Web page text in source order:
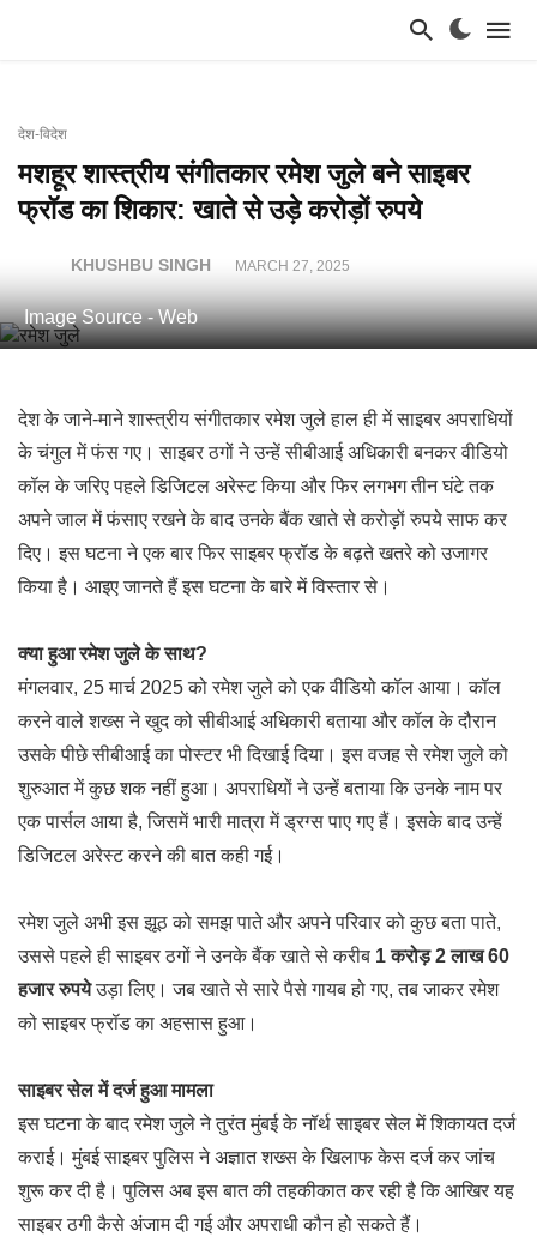
देश-विदेश
मशहूर शास्त्रीय संगीतकार रमेश जुले बने साइबर
फ्रॉड का शिकार: खाते से उड़े करोड़ों रुपये
KHUSHBU SINGH MARCH 27, 2025
Image Source - Web
देश के जाने-माने शास्त्रीय संगीतकार रमेश जुले हाल ही में साइबर अपराधियों
के चंगुल में फंस गए। साइबर ठगों ने उन्हें सीबीआई अधिकारी बनकर वीडियो
कॉल के जरिए पहले डिजिटल अरेस्ट किया और फिर लगभग तीन घंटे तक
अपने जाल में फंसाए रखने के बाद उनके बैंक खाते से करोड़ों रुपये साफ कर
दिए। इस घटना ने एक बार फिर साइबर फ्रॉड के बढ़ते खतरे को उजागर
किया है। आइए जानते हैं इस घटना के बारे में विस्तार से।
क्या हुआ रमेश जुले के साथ?
मंगलवार, 25 मार्च 2025 को रमेश जुले को एक वीडियो कॉल आया। कॉल
करने वाले शख्स ने खुद को सीबीआई अधिकारी बताया और कॉल के दौरान
उसके पीछे सीबीआई का पोस्टर भी दिखाई दिया। इस वजह से रमेश जुले को
शुरुआत में कुछ शक नहीं हुआ। अपराधियों ने उन्हें बताया कि उनके नाम पर
एक पार्सल आया है, जिसमें भारी मात्रा में ड्रग्स पाए गए हैं। इसके बाद उन्हें
डिजिटल अरेस्ट करने की बात कही गई।
रमेश जुले अभी इस झूठ को समझ पाते और अपने परिवार को कुछ बता पाते,
उससे पहले ही साइबर ठगों ने उनके बैंक खाते से करीब 1 करोड़ 2 लाख 60
हजार रुपयेउड़ा लिए। जब खाते से सारे पैसे गायब हो गए, तब जाकर रमेश
को साइबर फ्रॉड का अहसास हुआ।
साइबर सेल में दर्ज हुआ मामला
इस घटना के बाद रमेश जुले ने तुरंत मुंबई के नॉर्थ साइबर सेल में शिकायत दर्ज
कराई। मुंबई साइबर पुलिस ने अज्ञात शख्स के खिलाफ केस दर्ज कर जांच
शुरू कर दी है। पुलिस अब इस बात की तहकीकात कर रही है कि आखिर यह
साइबर ठगी कैसे अंजाम दी गई और अपराधी कौन हो सकते हैं।